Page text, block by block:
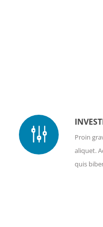
g
Proin
aliquet.
quis